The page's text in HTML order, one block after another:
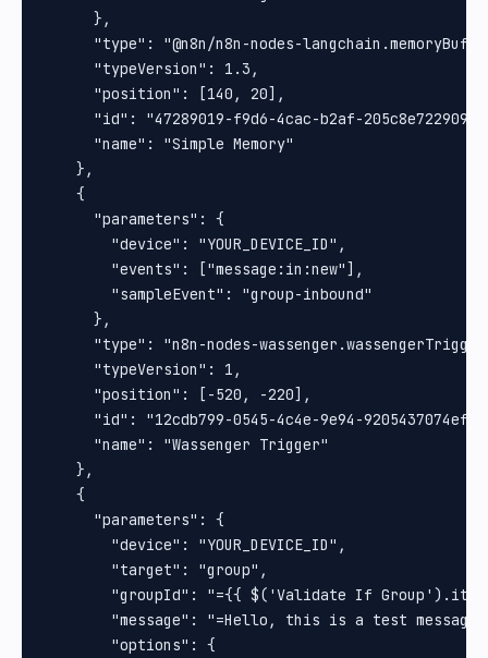
      },
"type": "@n8n/n8n-nodes-
      "typeVersion": 1.3,
      "position": [140, 20],
      "id": "47289019-f9d6-4cac-b2af-205c8e722909",
      "name": "Simple Memory"
    },
    {
      "parameters": {
        "device": "YOUR_DEVICE_ID",
        "events": ["message:in:new"],
        "sampleEvent": "group-inbound"
      },
"type": "n8n-nodes-
      "typeVersion": 1,
      "position": [-520, -220],
      "id": "12cdb799-0545-4c4e-9e94-9205437074ef",
      "name": "Wassenger Trigger"
    },
    {
      "parameters": {
        "device": "YOUR_DEVICE_ID",
        "target": "group",
"groupId": "={{ $('Validate If
"message": "=Hello, this is a test
        "options": {